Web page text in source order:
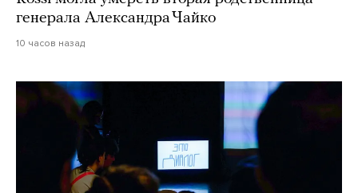
генерала Александра Чайко
10 часов назад